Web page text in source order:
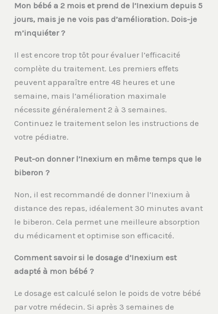
Mon bébé a 2 mois et prend de l’Inexium depuis 5
jours, mais je ne vois pas d’amélioration. Dois-je
m’inquiéter ?
Il est encore trop tôt pour évaluer l’efficacité
complète du traitement. Les premiers effets
peuvent apparaître entre 48 heures et une
semaine, mais l’amélioration maximale
nécessite généralement 2 à 3 semaines.
Continuez le traitement selon les instructions de
votre pédiatre.
Peut-on donner l’Inexium en même temps que le
biberon ?
Non, il est recommandé de donner l’Inexium à
distance des repas, idéalement 30 minutes avant
le biberon. Cela permet une meilleure absorption
du médicament et optimise son efficacité.
Comment savoir si le dosage d’Inexium est
adapté à mon bébé ?
Le dosage est calculé selon le poids de votre bébé
par votre médecin. Si après 3 semaines de